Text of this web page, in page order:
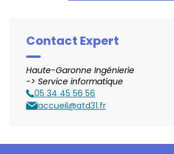
Contact Expert
Haute-Garonne Ingénierie
-> Service informatique
Téléphone
05 34 45 56 56
accueil@atd31.fr